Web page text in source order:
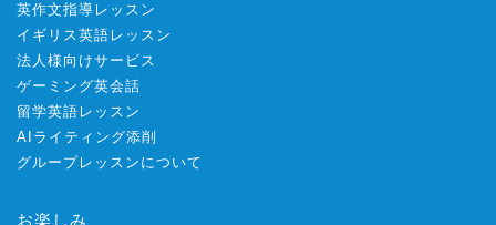
英作文指導レッスン
イギリス英語レッスン
法人様向けサービス
ゲーミング英会話
留学英語レッスン
AIライティング添削
グループレッスンについて
お楽しみ